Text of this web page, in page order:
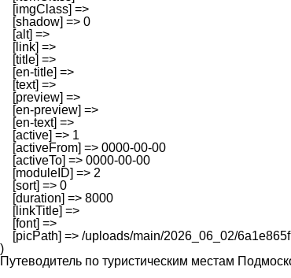
    [imgClass] =>
    [shadow] => 0
    [alt] =>
    [link] =>
    [title] =>
    [en-title] =>
    [text] =>
    [preview] =>
    [en-preview] =>
    [en-text] =>
    [active] => 1
    [activeFrom] => 0000-00-00
    [activeTo] => 0000-00-00
    [moduleID] => 2
    [sort] => 0
    [duration] => 8000
    [linkTitle] =>
    [font] =>
[picPath] => /uploads/main/2026_06_02/
Путеводитель по туристическим местам